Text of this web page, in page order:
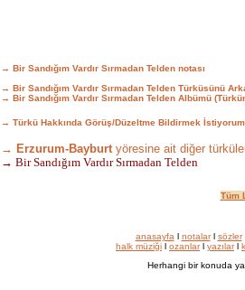
→ Bir Sandığım Vardır Sırmadan Telden notası
→ Bir Sandığım Vardır Sırmadan Telden Türküsünü
→ Bir Sandığım Vardır Sırmadan Telden Albümü
→ Türkü Hakkında Görüş/Düzeltme Bildirmek İstiyorum
→ Erzurum-Bayburtyöresine ait diğer
→ Bir Sandığım Vardır Sırmadan Telden
Tüm
anasayfa l notalarl sözler
halk müziği l ozanlarl yazılarl
Herhangi bir konuda